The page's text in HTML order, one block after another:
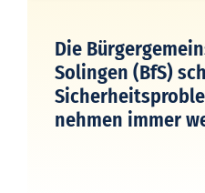
Die
Solingen (BfS)
nehmen immer